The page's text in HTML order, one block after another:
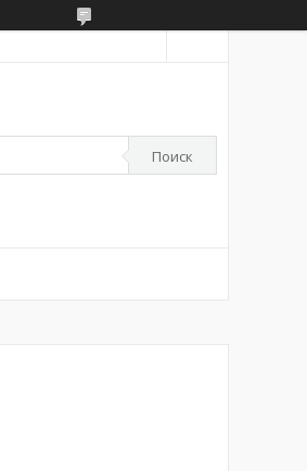
Поиск